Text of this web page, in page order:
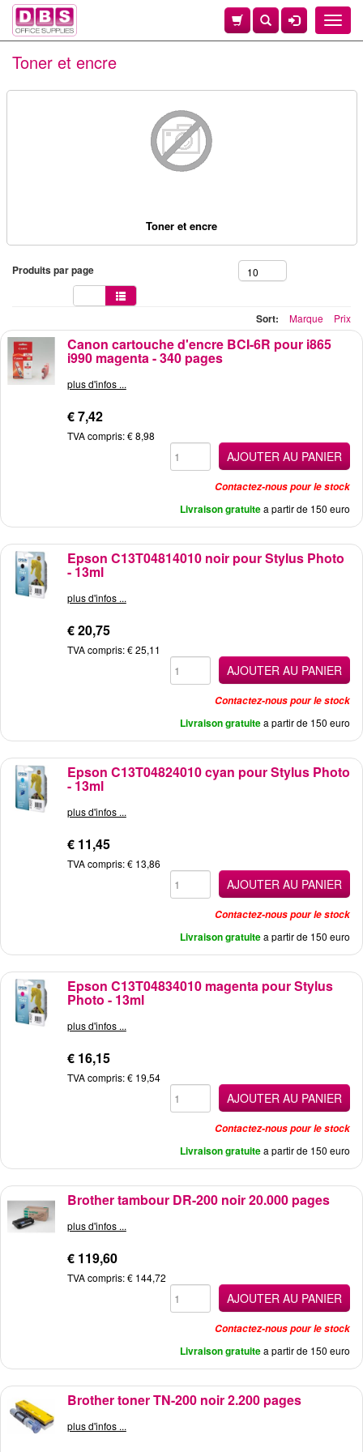
Toggle
Toner et encre
Toner et encre
Produits par page 10
Sort: Marque Prix
Canon cartouche d'encre BCI-6R pour i865
i990 magenta - 340 pages
plus d'infos ...
€ 7,42
TVA compris: € 8,98
AJOUTER AU PANIER
Contactez-nous pour le stock
Livraison gratuitea partir de 150 euro
Epson C13T04814010 noir pour Stylus Photo
- 13ml
plus d'infos ...
€ 20,75
TVA compris: € 25,11
AJOUTER AU PANIER
Contactez-nous pour le stock
Livraison gratuitea partir de 150 euro
Epson C13T04824010 cyan pour Stylus Photo
- 13ml
plus d'infos ...
€ 11,45
TVA compris: € 13,86
AJOUTER AU PANIER
Contactez-nous pour le stock
Livraison gratuitea partir de 150 euro
Epson C13T04834010 magenta pour Stylus
Photo - 13ml
plus d'infos ...
€ 16,15
TVA compris: € 19,54
AJOUTER AU PANIER
Contactez-nous pour le stock
Livraison gratuitea partir de 150 euro
Brother tambour DR-200 noir 20.000 pages
plus d'infos ...
€ 119,60
TVA compris: € 144,72
AJOUTER AU PANIER
Contactez-nous pour le stock
Livraison gratuitea partir de 150 euro
Brother toner TN-200 noir 2.200 pages
plus d'infos ...